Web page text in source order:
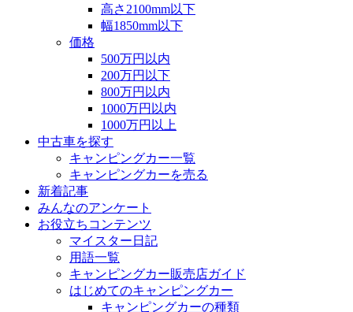
高さ2100mm以下
幅1850mm以下
価格
500万円以内
200万円以下
800万円以内
1000万円以内
1000万円以上
中古車を探す
キャンピングカー一覧
キャンピングカーを売る
新着記事
みんなのアンケート
お役立ちコンテンツ
マイスター日記
用語一覧
キャンピングカー販売店ガイド
はじめてのキャンピングカー
キャンピングカーの種類